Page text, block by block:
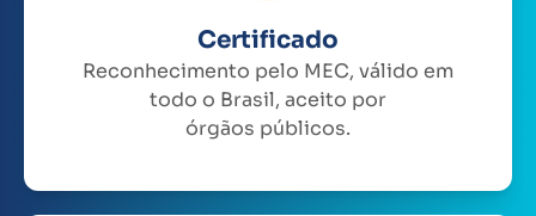
Certificado
Reconhecimento pelo MEC, válido em
todo o Brasil, aceito por
órgãos públicos.